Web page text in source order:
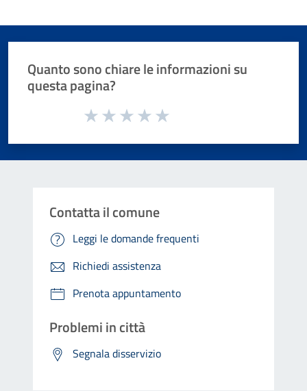
Quanto sono chiare le informazioni su
questa pagina?
Valuta da 1 a 5 stelle la pagina
Contatta il comune
Leggi le domande frequenti
Richiedi assistenza
Prenota appuntamento
Problemi in città
Segnala disservizio